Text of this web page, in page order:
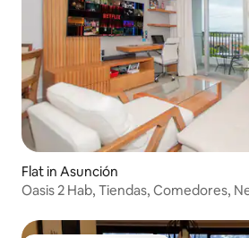
Flat in Asunción
Oasis 2 Hab, Tiendas, Comedores,